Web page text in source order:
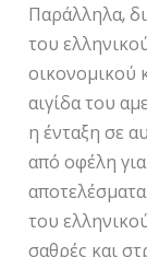
Παράλληλα,
του
οικονομικού
αιγίδα του
η ένταξη σε
από οφέλη
του
σαθρές και